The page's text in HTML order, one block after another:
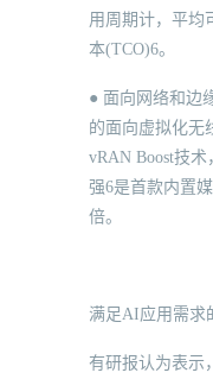
用周期计，平均
本(TCO)6。
● 面向网络和边
的面向虚拟化无
vRAN Boost技
强6是首款内置
倍。
满足AI应用需求
有研报认为表示